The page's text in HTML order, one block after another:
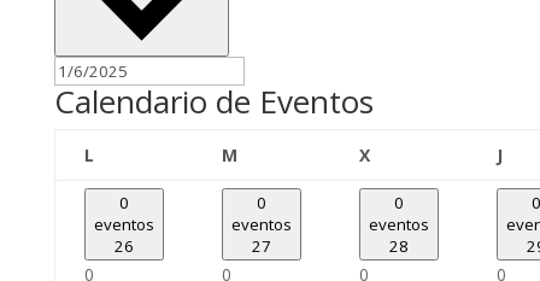
Calendario de Eventos
L Mmartes Xmiércoles J
0
eventos
26
0
0
eventos
27
0
0
eventos
28
0
0
0